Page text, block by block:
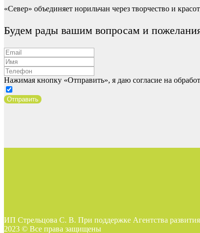
«Север» объединяет норильчан через творчество и
Будем рады вашим вопросам и
Нажимая кнопку «Отправить», я даю согласие на
Отправить
ИП Стрельцова С. В. При поддержке Агентства
2023 © Все права защищены